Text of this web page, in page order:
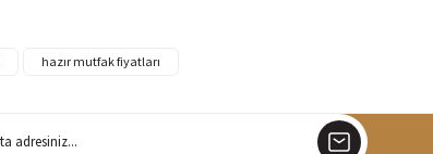
hazır mutfak fiyatları